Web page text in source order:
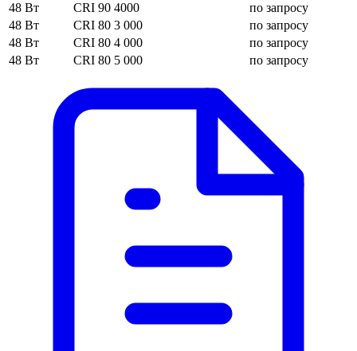
48 Вт
CRI 90 4000
по запросу
48 Вт
CRI 80 3 000
по запросу
48 Вт
CRI 80 4 000
по запросу
48 Вт
CRI 80 5 000 по запросу